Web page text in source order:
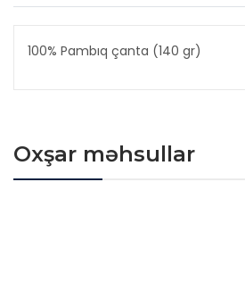
100% Pambıq çanta (140 gr)
Oxşar məhsullar